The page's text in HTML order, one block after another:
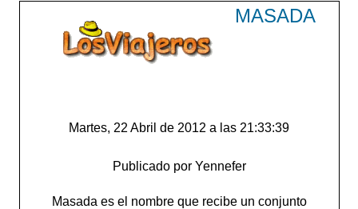
MASADA
Martes, 22 Abril de 2012 a las 21:33:39
Publicado por Yennefer
Masada es el nombre que recibe un conjunto